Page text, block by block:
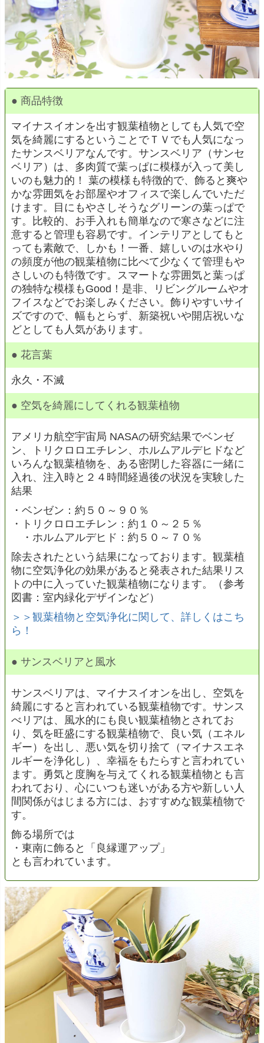
● 商品特徴
マイナスイオンを出す観葉植物としても人気で空
気を綺麗にするということでＴＶでも人気になっ
たサンスベリアなんです。サンスベリア（サンセ
ベリア）は、多肉質で葉っぱに模様が入って美し
いのも魅力的！ 葉の模様も特徴的で、飾ると爽や
かな雰囲気をお部屋やオフィスで楽しんでいただ
けます。目にもやさしそうなグリーンの葉っぱで
す。比較的、お手入れも簡単なので寒さなどに注
意すると管理も容易です。インテリアとしてもと
っても素敵で、しかも！一番、嬉しいのは水やり
の頻度が他の観葉植物に比べて少なくて管理もや
さしいのも特徴です。スマートな雰囲気と葉っぱ
の独特な模様もGood！是非、リビングルームやオ
フイスなどでお楽しみください。飾りやすいサイ
ズですので、幅もとらず、新築祝いや開店祝いな
どとしても人気があります。
● 花言葉
永久・不滅
● 空気を綺麗にしてくれる観葉植物
アメリカ航空宇宙局 NASAの研究結果でベンゼ
ン、トリクロロエチレン、ホルムアルデヒドなど
いろんな観葉植物を、ある密閉した容器に一緒に
入れ、注入時と２４時間経過後の状況を実験した
結果
・ベンゼン：約５０～９０％
・トリクロロエチレン：約１０～２５％
・ホルムアルデヒド：約５０～７０％
除去されたという結果になっております。観葉植
物に空気浄化の効果があると発表された結果リス
トの中に入っていた観葉植物になります。（参考
図書：室内緑化デザインなど）
＞＞観葉植物と空気浄化に関して、詳しくはこち
ら！
● サンスベリアと風水
サンスベリアは、マイナスイオンを出し、空気を
綺麗にすると言われている観葉植物です。サンス
べリアは、風水的にも良い観葉植物とされてお
り、気を旺盛にする観葉植物で、良い気（エネル
ギー）を出し、悪い気を切り捨て（マイナスエネ
ルギーを浄化し）、幸福をもたらすと言われてい
ます。勇気と度胸を与えてくれる観葉植物とも言
われており、心にいつも迷いがある方や新しい人
間関係がはじまる方には、おすすめな観葉植物で
す。
飾る場所では
・東南に飾ると「良縁運アップ」
とも言われています。